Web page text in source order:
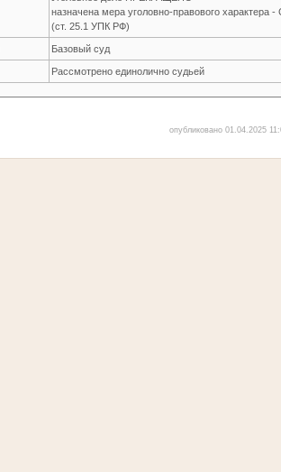
назначена мера уголовно-правового
(ст. 25.1 УПК РФ)
Базовый суд
Рассмотрено единолично судьей
опубликовано 01.04.2025